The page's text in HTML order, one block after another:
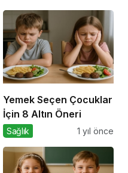
Yemek Seçen Çocuklar
İçin 8 Altın Öneri
Sağlık 1 yıl önce